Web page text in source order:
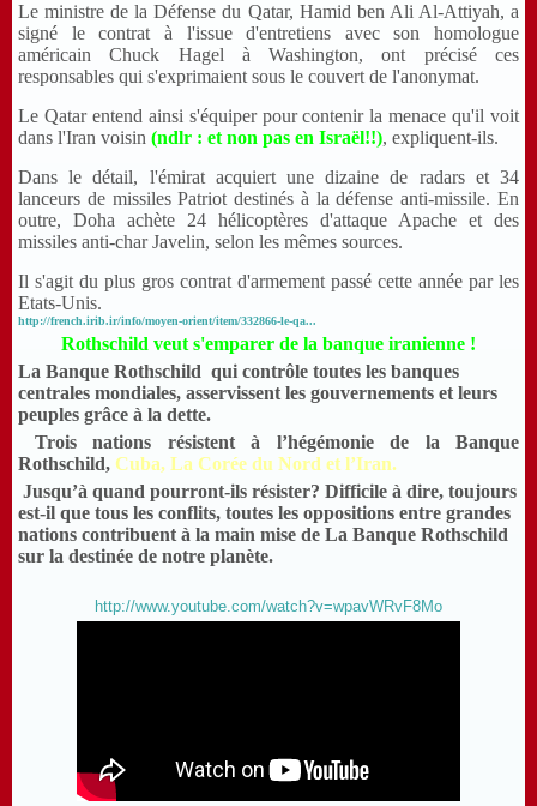
Le ministre de la Défense du Qatar, Hamid ben Ali Al-Attiyah, a
signé le contrat à l'issue d'entretiens avec son homologue
américain Chuck Hagel à Washington, ont précisé ces
responsables qui s'exprimaient sous le couvert de l'anonymat.
Le Qatar entend ainsi s'équiper pour contenir la menace qu'il voit
dans l'Iran voisin (ndlr : et non pas en Israël!!), expliquent-ils.
Dans le détail, l'émirat acquiert une dizaine de radars et 34
lanceurs de missiles Patriot destinés à la défense anti-missile. En
outre, Doha achète 24 hélicoptères d'attaque Apache et des
missiles anti-char Javelin, selon les mêmes sources.
Il s'agit du plus gros contrat d'armement passé cette année par les
Etats-Unis.
http://french.irib.ir/info/moyen-orient/item/332866-le-qa...
Rothschild veut s'emparer de la banque iranienne !
La Banque Rothschild qui contrôle toutes les banques
centrales mondiales, asservissent les gouvernements et leurs
peuples grâce à la dette.
Trois nations résistent à l’hégémonie de la Banque
Rothschild, Cuba, La Corée du Nord et l’Iran.
Jusqu’à quand pourront-ils résister? Difficile à dire, toujours
est-il que tous les conflits, toutes les oppositions entre grandes
nations contribuent à la main mise de La Banque Rothschild
sur la destinée de notre planète.
http://www.youtube.com/watch?v=wpavWRvF8Mo